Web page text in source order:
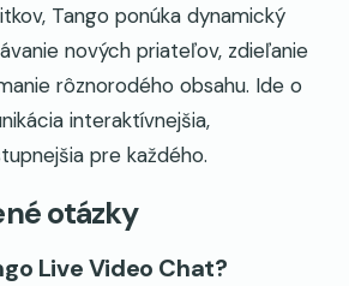
Tango ponúka dynamický
nových priateľov, zdieľanie
rôznorodého obsahu. Ide o
interaktívnejšia,
pre každého.
otázky
Live Video Chat?